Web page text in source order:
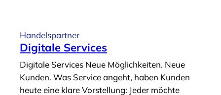
Handelspartner
Digitale Services
Digitale Services Neue Möglichkeiten. Neue
Kunden. Was Service angeht, haben Kunden
heute eine klare Vorstellung: Jeder möchte